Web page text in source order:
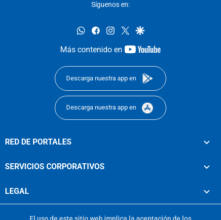
Síguenos en:
whatsappfacebookinstagram
twittergoogle
Más contenido en
youtube-
Descarga nuestra app en
Descarga nuestra app en
RED DE PORTALES
SERVICIOS CORPORATIVOS
LEGAL